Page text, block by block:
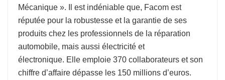
Mécanique ». Il est indéniable que, Facom est
réputée pour la robustesse et la garantie de ses
produits chez les professionnels de la réparation
automobile, mais aussi électricité et
électronique. Elle emploie 370 collaborateurs et son
chiffre d’affaire dépasse les 150 millions d’euros.